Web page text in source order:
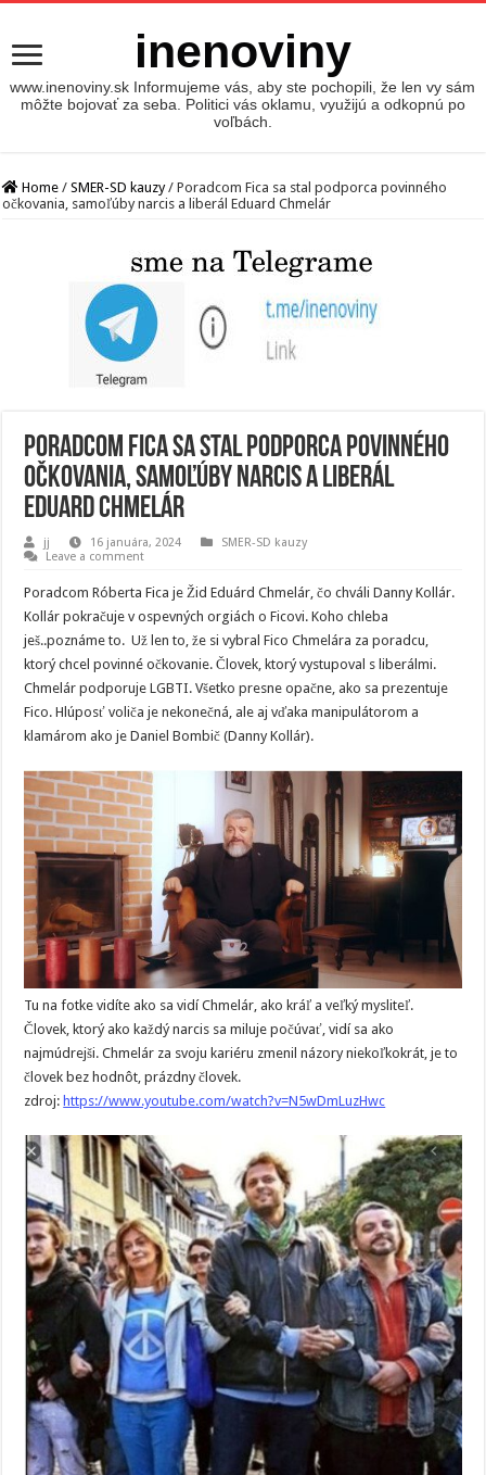
inenoviny
www.inenoviny.sk Informujeme vás, aby ste pochopili, že len vy sám
môžte bojovať za seba. Politici vás oklamu, využijú a odkopnú po
voľbách.
Home / SMER-SD kauzy / Poradcom Fica sa stal podporca povinného
očkovania, samoľúby narcis a liberál Eduard Chmelár
Poradcom Fica sa stal podporca povinného
očkovania, samoľúby narcis a liberál
Eduard Chmelár
jj 16 januára, 2024
SMER-SD kauzy
Leave a comment
Poradcom Róberta Fica je Žid Eduárd Chmelár, čo chváli Danny Kollár.
Kollár pokračuje v ospevných orgiách o Ficovi. Koho chleba
ješ..poznáme to. Už len to, že si vybral Fico Chmelára za poradcu,
ktorý chcel povinné očkovanie. Človek, ktorý vystupoval s liberálmi.
Chmelár podporuje LGBTI. Všetko presne opačne, ako sa prezentuje
Fico. Hlúposť voliča je nekonečná, ale aj vďaka manipulátorom a
klamárom ako je Daniel Bombič (Danny Kollár).
Tu na fotke vidíte ako sa vidí Chmelár, ako kráľ a veľký mysliteľ.
Človek, ktorý ako každý narcis sa miluje počúvať, vidí sa ako
najmúdrejši. Chmelár za svoju kariéru zmenil názory niekoľkokrát, je to
človek bez hodnôt, prázdny človek.
zdroj: https://www.youtube.com/watch?v=N5wDmLuzHwc